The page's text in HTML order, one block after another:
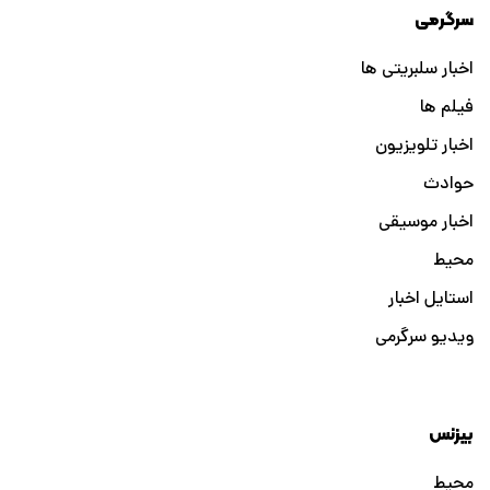
سرگرمی
اخبار سلبریتی ها
فیلم ها
اخبار تلویزیون
حوادث
اخبار موسیقی
محیط
استایل اخبار
ویدیو سرگرمی
بیزنس
محیط